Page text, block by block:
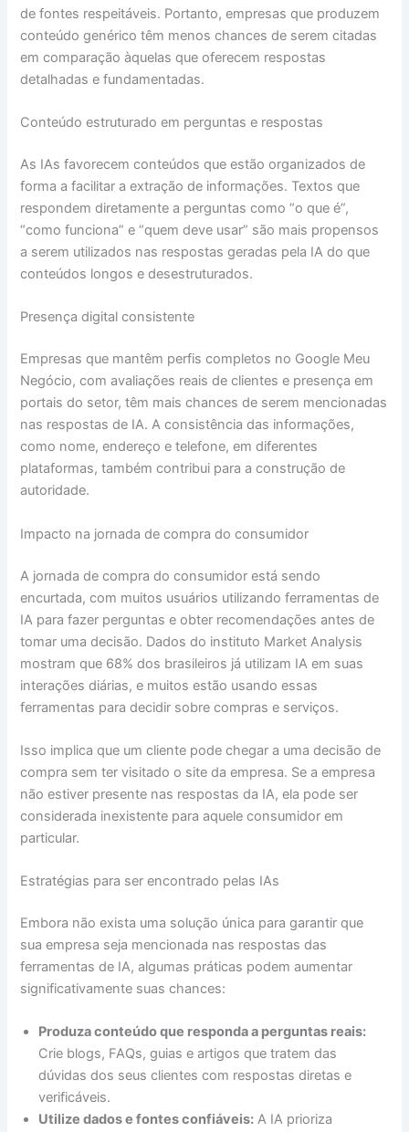
de fontes respeitáveis. Portanto, empresas que produzem
conteúdo genérico têm menos chances de serem citadas
em comparação àquelas que oferecem respostas
detalhadas e fundamentadas.
Conteúdo estruturado em perguntas e respostas
As IAs favorecem conteúdos que estão organizados de
forma a facilitar a extração de informações. Textos que
respondem diretamente a perguntas como “o que é”,
“como funciona” e “quem deve usar” são mais propensos
a serem utilizados nas respostas geradas pela IA do que
conteúdos longos e desestruturados.
Presença digital consistente
Empresas que mantêm perfis completos no Google Meu
Negócio, com avaliações reais de clientes e presença em
portais do setor, têm mais chances de serem mencionadas
nas respostas de IA. A consistência das informações,
como nome, endereço e telefone, em diferentes
plataformas, também contribui para a construção de
autoridade.
Impacto na jornada de compra do consumidor
A jornada de compra do consumidor está sendo
encurtada, com muitos usuários utilizando ferramentas de
IA para fazer perguntas e obter recomendações antes de
tomar uma decisão. Dados do instituto Market Analysis
mostram que 68% dos brasileiros já utilizam IA em suas
interações diárias, e muitos estão usando essas
ferramentas para decidir sobre compras e serviços.
Isso implica que um cliente pode chegar a uma decisão de
compra sem ter visitado o site da empresa. Se a empresa
não estiver presente nas respostas da IA, ela pode ser
considerada inexistente para aquele consumidor em
particular.
Estratégias para ser encontrado pelas IAs
Embora não exista uma solução única para garantir que
sua empresa seja mencionada nas respostas das
ferramentas de IA, algumas práticas podem aumentar
significativamente suas chances:
Produza conteúdo que responda a perguntas reais:
Crie blogs, FAQs, guias e artigos que tratem das
dúvidas dos seus clientes com respostas diretas e
verificáveis.
Utilize dados e fontes confiáveis: A IA prioriza